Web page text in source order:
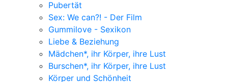
Pubertät
Sex: We can?! - Der Film
Gummilove - Sexikon
Liebe & Beziehung
Mädchen*, ihr Körper, ihre Lust
Burschen*, ihr Körper, ihre Lust
Körper und Schönheit